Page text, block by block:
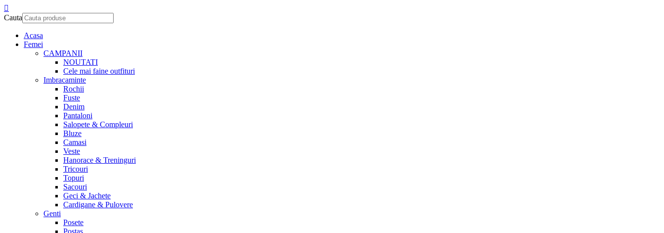
Cauta
Acasa
Femei
CAMPANII
NOUTATI
Cele mai faine outfituri
Imbracaminte
Rochii
Fuste
Denim
Pantaloni
Salopete & Compleuri
Bluze
Camasi
Veste
Hanorace & Treninguri
Tricouri
Topuri
Sacouri
Geci & Jachete
Cardigane & Pulovere
Genti
Posete
Postas